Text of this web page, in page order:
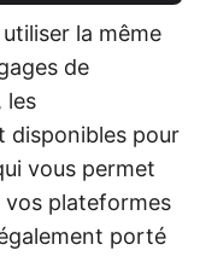
la même
de
les
disponibles pour
vous permet
vos plateformes
porté